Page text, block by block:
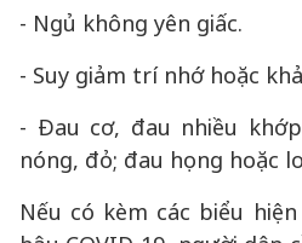
- Ngủ không yên giấc.
- Suy giảm trí nhớ hoặc
- Đau cơ, đau nhiều
nóng, đỏ; đau họng hoặc
Nếu có kèm các biểu